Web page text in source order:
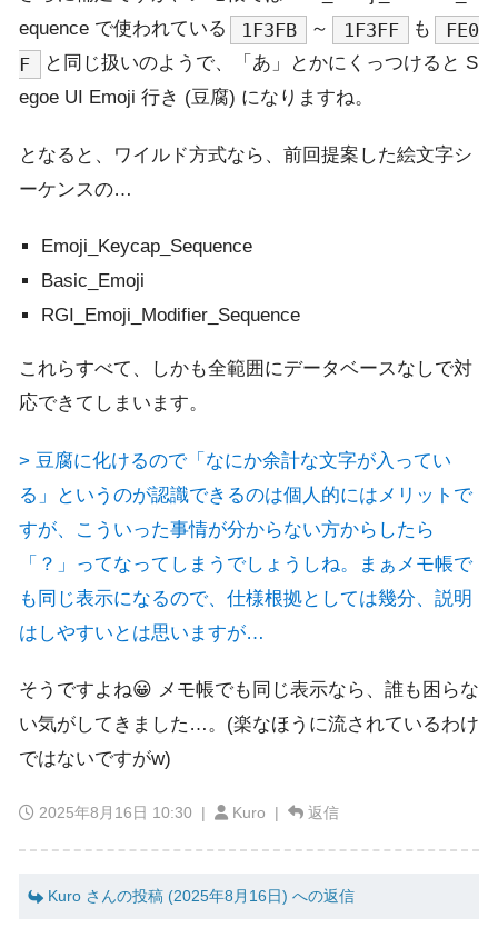
equence で使われている
1F3FB ～ 1F3FF も
FE0
F
と同じ扱いのようで、「あ」とかにくっつけると S
egoe UI Emoji 行き (豆腐) になりますね。
となると、ワイルド方式なら、前回提案した絵文字シ
ーケンスの…
Emoji_Keycap_Sequence
Basic_Emoji
RGI_Emoji_Modifier_Sequence
これらすべて、しかも全範囲にデータベースなしで対
応できてしまいます。
> 豆腐に化けるので「なにか余計な文字が入ってい
る」というのが認識できるのは個人的にはメリットで
すが、こういった事情が分からない方からしたら
「？」ってなってしまうでしょうしね。まぁメモ帳で
も同じ表示になるので、仕様根拠としては幾分、説明
はしやすいとは思いますが…
そうですよね😀 メモ帳でも同じ表示なら、誰も困らな
い気がしてきました…。(楽なほうに流されているわけ
ではないですがw)
2025年8月16日 10:30 | Kuro | 返信
Kuro さんの投稿 (2025年8月16日) への返信